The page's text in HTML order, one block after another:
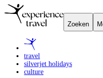
Zoeken
travel
silverjet holidays
culture